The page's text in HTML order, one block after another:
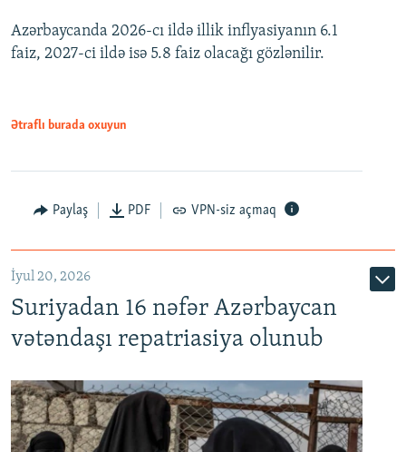
Auto
360p
480p
Azərbaycanda 2026-cı ildə illik inflyasiyanın 6.1
faiz, 2027-ci ildə isə 5.8 faiz olacağı gözlənilir.
Ətraflı burada oxuyun
Paylaş PDF VPN-siz açmaq
İyul 20, 2026
Suriyadan 16 nəfər Azərbaycan
vətəndaşı repatriasiya olunub